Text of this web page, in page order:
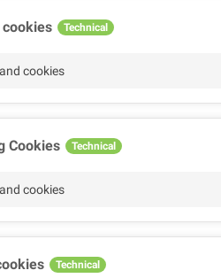
Technical
cookies
Cookies Technical
cookies
Technical